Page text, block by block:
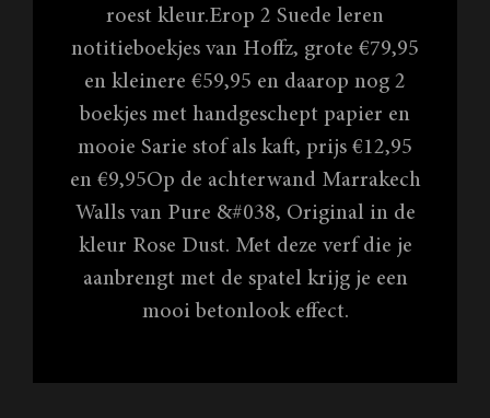
roest kleur.Erop 2 Suede leren
notitieboekjes van Hoffz, grote €79,95
en kleinere €59,95 en daarop nog 2
boekjes met handgeschept papier en
mooie Sarie stof als kaft, prijs €12,95
en €9,95Op de achterwand Marrakech
Walls van Pure &#038, Original in de
kleur Rose Dust. Met deze verf die je
aanbrengt met de spatel krijg je een
mooi betonlook effect.